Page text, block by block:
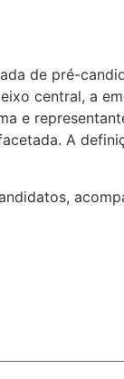
de pré-
central, a
e
A